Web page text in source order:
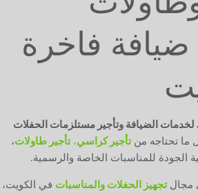
فاخرة
لخدمات الضيافة وتأجير مستلزمات الحفلات
ما تحتاجه منتأجير كراسي،تأجير طاولات،
الجودة للمناسبات الخاصة والرسمية.
مجال تجهيز الحفلات والمناسبات في الكويت،